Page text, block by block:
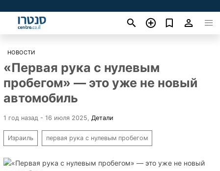
НОВОСТИ
«Первая рука с нулевым
пробегом» — это уже не новый
автомобиль
1 год назад - 16 июля 2025 Детали
Израиль первая рука с нулевым пробегом